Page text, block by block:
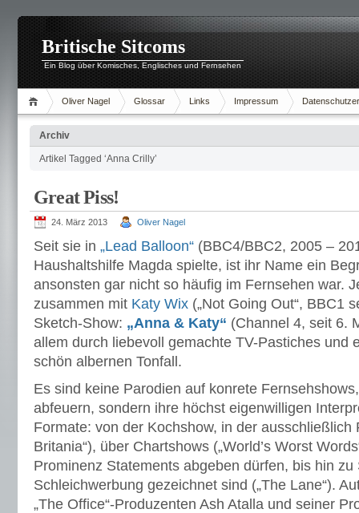
Britische Sitcoms
Ein Blog über Komisches, Englisches und Fernsehen
Oliver Nagel Glossar Links Impressum
Archiv
Artikel Tagged ‘Anna Crilly’
Great Piss!
24. März 2013 Oliver Nagel
Seit sie in „Lead Balloon“ (BBC4/BBC2, 2005 –
Haushaltshilfe Magda spielte, ist ihr Name ein
ansonsten gar nicht so häufig im Fernsehen war.
zusammen mit Katy Wix („Not Going Out“, BBC1
Sketch-Show: „Anna & Katy“ (Channel 4, seit 6.
allem durch liebevoll gemachte TV-Pastiches und
schön albernen Tonfall.
Es sind keine Parodien auf konrete
abfeuern, sondern ihre höchst eigenwilligen
Formate: von der Kochshow, in der ausschließlich
Britania“), über Chartshows („World’s Worst
Prominenz Statements abgeben dürfen, bis hin zu
Schleichwerbung gezeichnet sind („The Lane“).
„The Office“-Produzenten Ash Atalla und seiner